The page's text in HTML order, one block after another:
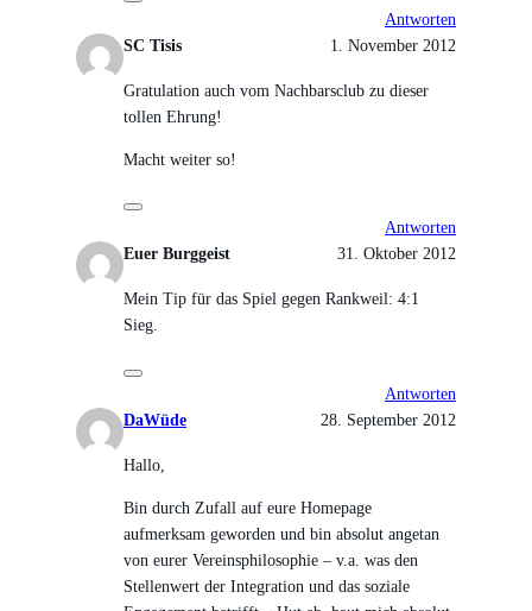
Antworten
SC Tisis
1. November 2012
Gratulation auch vom Nachbarsclub zu dieser
tollen Ehrung!
Macht weiter so!
Antworten
Euer Burggeist
31. Oktober 2012
Mein Tip für das Spiel gegen Rankweil: 4:1
Sieg.
Antworten
DaWüde
28. September 2012
Hallo,
Bin durch Zufall auf eure Homepage
aufmerksam geworden und bin absolut angetan
von eurer Vereinsphilosophie – v.a. was den
Stellenwert der Integration und das soziale